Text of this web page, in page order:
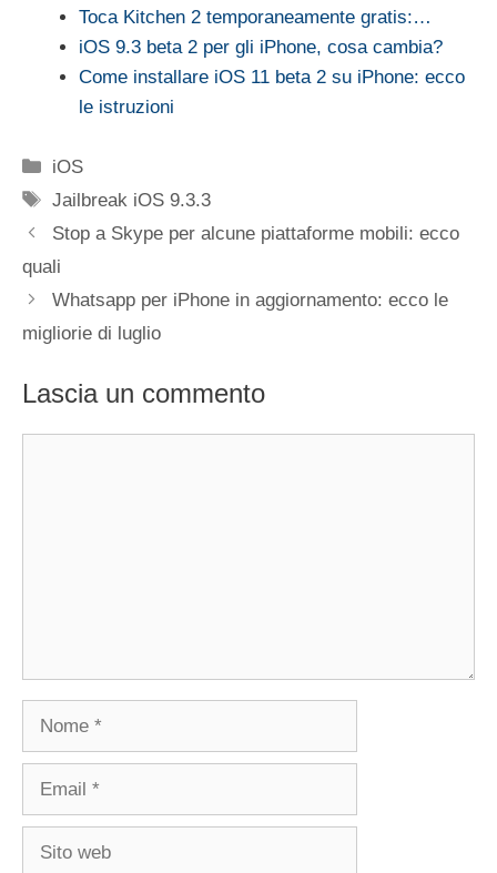
Toca Kitchen 2 temporaneamente gratis:…
iOS 9.3 beta 2 per gli iPhone, cosa cambia?
Come installare iOS 11 beta 2 su iPhone: ecco
le istruzioni
Categorie
iOS
Tag
Jailbreak iOS 9.3.3
Stop a Skype per alcune piattaforme mobili: ecco
quali
Whatsapp per iPhone in aggiornamento: ecco le
migliorie di luglio
Lascia un commento
Nome
Email
Sito